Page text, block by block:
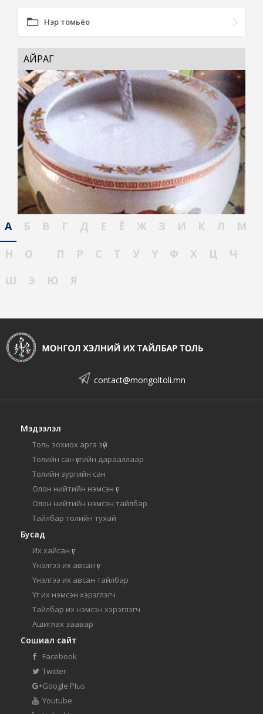
Нэр томьёо
АЙРАГ
А Б В Г Д Е Ё Ж З И К Л
М
Н
О П Р С Т У Ү Ф Х Ц
Ч
Ш
Э Ю Я
contact@mongoltoli.mn
Мэдээлэл
Толь зохиох арга зүй
Толийн сан үсгийн дарааллаар
Толийн зургийн сан
Олон нийтийн нэмсэн үг
Олон нийтийн нэмсэн тайлбар
Тайлбар толийн тухай
Бусад
Их хайсан үг
Үнэлгээ их авсан үг
Үнэлгээ их авсан тайлбар
Үг их нэмсэн хэрэглэгч
Тайлбар их нэмсэн хэрэглэгч
Ашиглах заавар
Сошиал сайт
Facebook
Twitter
Google Plus
Youtube